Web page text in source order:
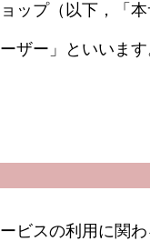
ップ（以下，「
ザー」といいま
ビスの利用に関